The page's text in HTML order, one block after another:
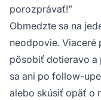
porozprávať!”
Obmedzte sa na
neodpovie.
pôsobiť dotieravo a
sa ani po follow-
alebo skúsiť opäť o